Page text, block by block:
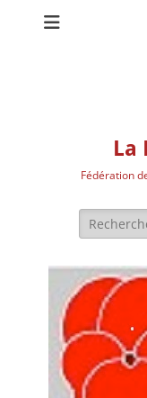
La
Fédération